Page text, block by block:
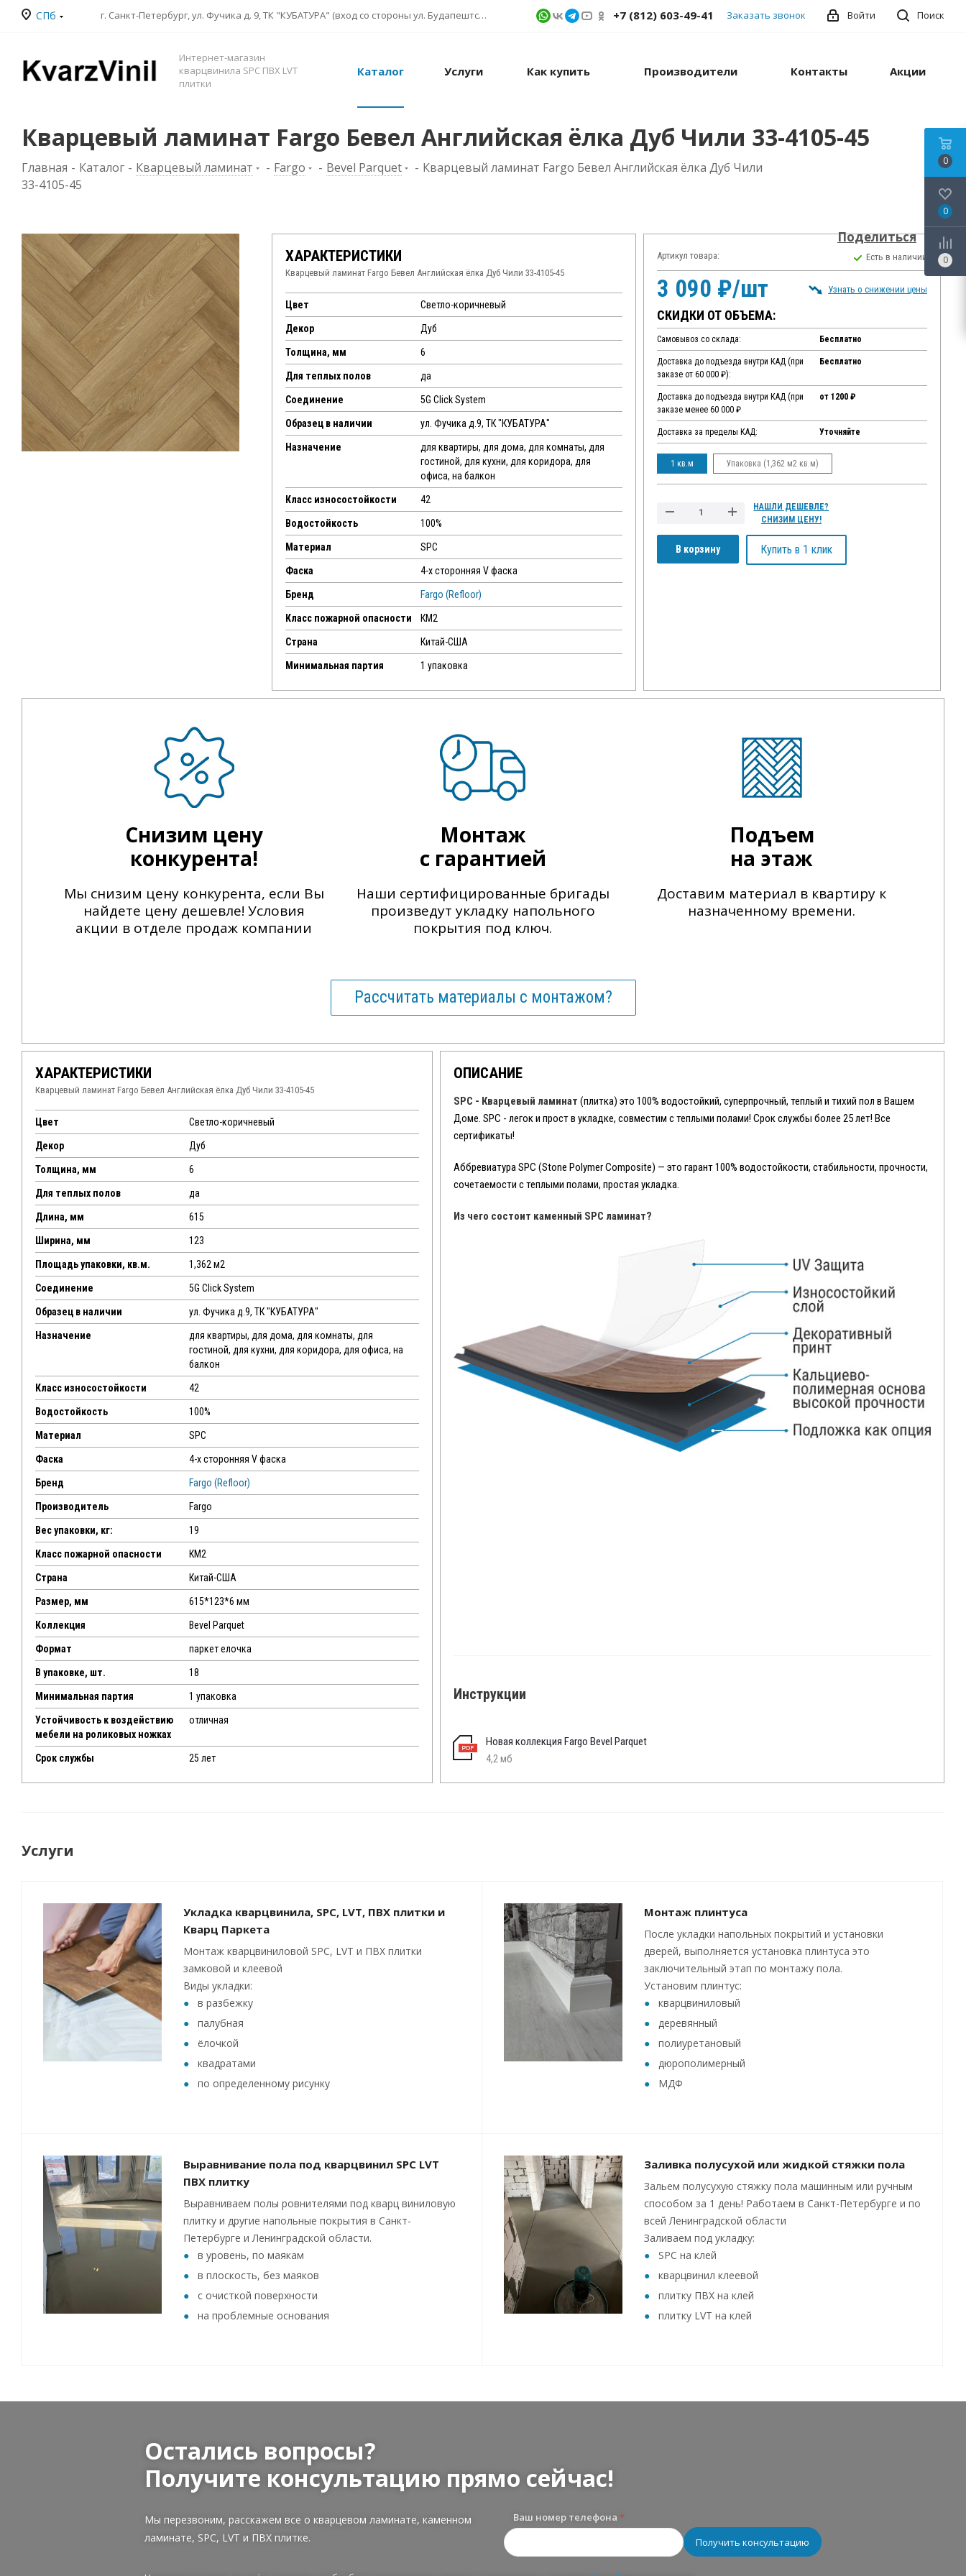
СПб г. Санкт-Петербург, ул. Фучика д. 9, ТК "КУБАТУРА" (вход со стороны ул. Будапештской) № 1в.541 Поиск
Войти
+7 (812) 603-49-41 Заказать звонок
Интернет-магазин
кварцвинила SPC ПВХ LVT
плитки
Каталог Услуги Как купить Производители Контакты Акции
Кварцевый ламинат Fargo Бевел Английская ёлка Дуб Чили 33-4105-45
Главная - Каталог - Кварцевый ламинат - Fargo - Bevel Parquet - Кварцевый ламинат Fargo Бевел Английская ёлка Дуб Чили
33-4105-45
Поделиться
ХАРАКТЕРИСТИКИ
Кварцевый ламинат Fargo Бевел Английская ёлка Дуб Чили 33-4105-45
Цвет Светло-коричневый
Декор Дуб
Толщина, мм 6
Для теплых полов да
Соединение 5G Click System
Образец в наличии ул. Фучика д.9, ТК "КУБАТУРА"
Назначение
для квартиры, для дома, для комнаты, для
гостиной, для кухни, для коридора, для
офиса, на балкон
Класс износостойкости 42
Водостойкость 100%
Материал SPC
Фаска 4-х сторонняя V фаска
Бренд Fargo (Refloor)
Класс пожарной опасности КМ2
Страна Китай-США
Минимальная партия 1 упаковка
Артикул товара: Есть в наличии
3 090 ₽/шт Узнать о снижении цены
СКИДКИ ОТ ОБЪЕМА:
Самовывоз со склада: Бесплатно
Доставка до подъезда внутри КАД (при
заказе от 60 000 ₽):
Бесплатно
Доставка до подъезда внутри КАД (при
заказе менее 60 000 ₽
от 1200 ₽
Доставка за пределы КАД: Уточняйте
1 кв.м Упаковка (1,362 м2 кв.м)
В корзину
НАШЛИ ДЕШЕВЛЕ?
СНИЗИМ ЦЕНУ!
Купить в 1 клик
Снизим цену
конкурента!
Мы снизим цену конкурента, если Вы
найдете цену дешевле! Условия
акции в отделе продаж компании
Монтаж
с гарантией
Наши сертифицированные бригады
произведут укладку напольного
покрытия под ключ.
Подъем
на этаж
Доставим материал в квартиру к
назначенному времени.
Рассчитать материалы с монтажом?
ХАРАКТЕРИСТИКИ
Кварцевый ламинат Fargo Бевел Английская ёлка Дуб Чили 33-4105-45
Цвет Светло-коричневый
Декор Дуб
Толщина, мм 6
Для теплых полов да
Длина, мм 615
Ширина, мм 123
Площадь упаковки, кв.м. 1,362 м2
Соединение 5G Click System
Образец в наличии ул. Фучика д.9, ТК "КУБАТУРА"
Назначение
для квартиры, для дома, для комнаты, для
гостиной, для кухни, для коридора, для офиса, на
балкон
Класс износостойкости 42
Водостойкость 100%
Материал SPC
Фаска 4-х сторонняя V фаска
Бренд Fargo (Refloor)
Производитель Fargo
Вес упаковки, кг: 19
Класс пожарной опасности КМ2
Страна Китай-США
Размер, мм 615*123*6 мм
Коллекция Bevel Parquet
Формат паркет елочка
В упаковке, шт. 18
Минимальная партия 1 упаковка
Устойчивость к воздействию
мебели на роликовых ножках
отличная
Срок службы 25 лет
ОПИСАНИЕ
SPC - Кварцевый ламинат (плитка) это 100% водостойкий, суперпрочный, теплый и тихий пол в Вашем
Доме. SPC - легок и прост в укладке, совместим с теплыми полами! Срок службы более 25 лет! Все
сертификаты!
Аббревиатура SPC (Stone Polymer Composite) — это гарант 100% водостойкости, стабильности, прочности,
сочетаемости с теплыми полами, простая укладка.
Из чего состоит каменный SPC ламинат?
Инструкции
Новая коллекция Fargo Bevel Parquet
4,2 мб
Услуги
Укладка кварцвинила, SPC, LVT, ПВХ плитки и
Кварц Паркета
Монтаж кварцвиниловой SPC, LVT и ПВХ плитки
замковой и клеевой
Виды укладки:
в разбежку
палубная
ёлочкой
квадратами
по определенному рисунку
Монтаж плинтуса
После укладки напольных покрытий и установки
дверей, выполняется установка плинтуса это
заключительный этап по монтажу пола.
Установим плинтус:
кварцвиниловый
деревянный
полиуретановый
дюрополимерный
МДФ
Выравнивание пола под кварцвинил SPC LVT
ПВХ плитку
Выравниваем полы ровнителями под кварц виниловую
плитку и другие напольные покрытия в Санкт-
Петербурге и Ленинградской области.
в уровень, по маякам
в плоскость, без маяков
с очисткой поверхности
на проблемные основания
Заливка полусухой или жидкой стяжки пола
Зальем полусухую стяжку пола машинным или ручным
способом за 1 день! Работаем в Санкт-Петербурге и по
всей Ленинградской области
Заливаем под укладку:
SPC на клей
кварцвинил клеевой
плитку ПВХ на клей
плитку LVT на клей
Остались вопросы?
Получите консультацию прямо сейчас!
Мы перезвоним, расскажем все о кварцевом ламинате, каменном
ламинате, SPC, LVT и ПВХ плитке.
Ваш номер телефона *
0
0
0